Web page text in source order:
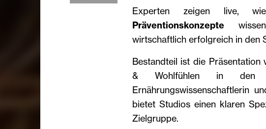
Experten zeigen live,
Präventionskonzepte
wirtschaftlich erfolgreich in den
Bestandteil ist die Präsentation
& Wohlfühlen in den
Ernährungswissenschaftlerin
bietet Studios einen klaren
Zielgruppe.